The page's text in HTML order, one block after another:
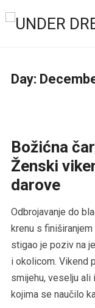
Day:
Božićna
Ženski
darove
Odbrojavanje do
krenu s
stigao je poziv na
i okolicom. Vikend
smijehu, veselju ali
kojima se naučilo